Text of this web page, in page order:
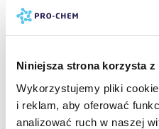
Niniejsza strona korzysta
Wykorzystujemy pliki
i reklam, aby oferować
analizować ruch w naszej
skorodowane elementy.
połączenie. W przypadku
Przechowywanie /
Przechowywać z dala od
w zakresie temperatur od
odczyn PH:nie dotyczy
typ zabrudzenia: kamień i
»
rodzaj czyszczenia:
typ czyszczenia:
rodzaj obiektu do